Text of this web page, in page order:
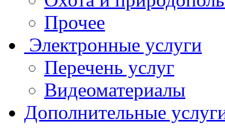
Прочее
Электронные услуги
Перечень услуг
Видеоматериалы
Дополнительные